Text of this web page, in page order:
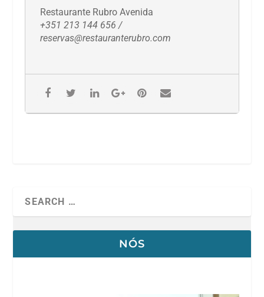
Restaurante Rubro Avenida
+351 213 144 656 /
reservas@restauranterubro.com
NÓS